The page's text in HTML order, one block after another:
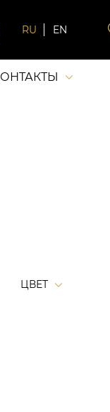
RU EN
ЦВЕТ